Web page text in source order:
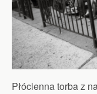
Płócienna torba z